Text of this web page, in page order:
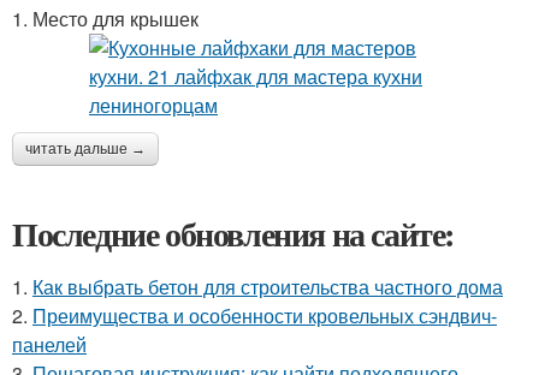
1. Место для крышек
читать дальше →
Последние обновления на сайте:
1. Как выбрать бетон для строительства частного дома
2. Преимущества и особенности кровельных сэндвич-
панелей